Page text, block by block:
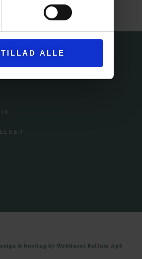
TILLAD ALLE
& hosting by Webhuset Ballum ApS